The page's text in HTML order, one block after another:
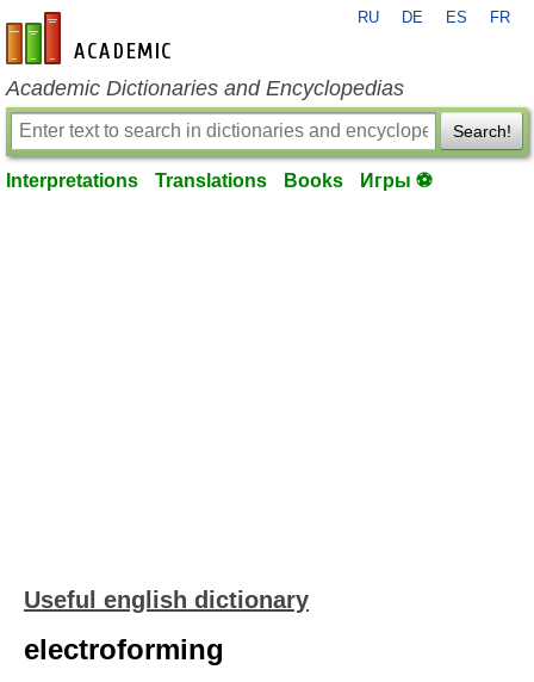
en-academic.com
RU DE ES FR
Academic Dictionaries and Encyclopedias
Search!
Interpretations Translations Books Игры ⚽
Useful english dictionary
electroforming